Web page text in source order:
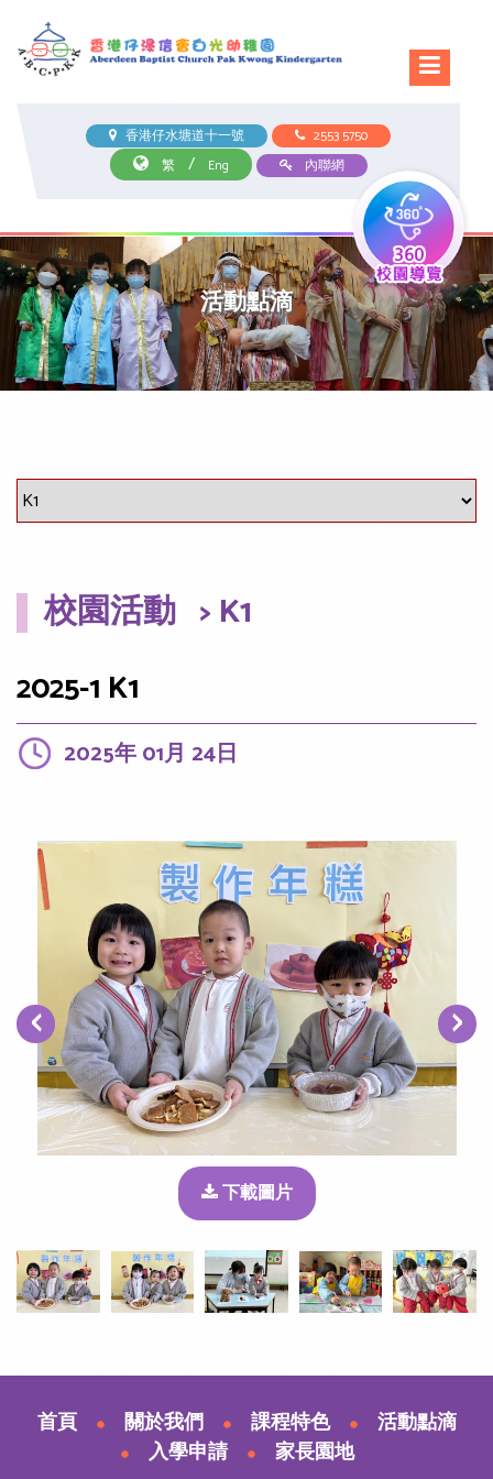
香港仔水塘道十一號
2553 5750
繁
/ Eng 內聯網
活動點滴
校園活動 > K1
2025-1 K1
2025年 01月 24日
下載圖片
‹ ›
首頁 關於我們 課程特色
活動點滴
入學申請
家長園地